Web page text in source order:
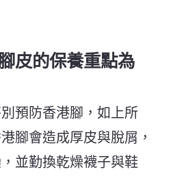
皮的保養重點為
預防香港腳，如上所
腳會造成厚皮與脫屑，
並勤換乾燥襪子與鞋